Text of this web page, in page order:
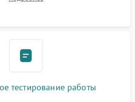
рабочего давления в системе.
тестирование работы